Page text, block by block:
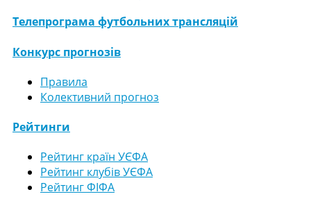
Телепрограма футбольних трансляцій
Конкурс прогнозів
Правила
Колективний прогноз
Рейтинги
Рейтинг країн УЄФА
Рейтинг клубів УЄФА
Рейтинг ФІФА